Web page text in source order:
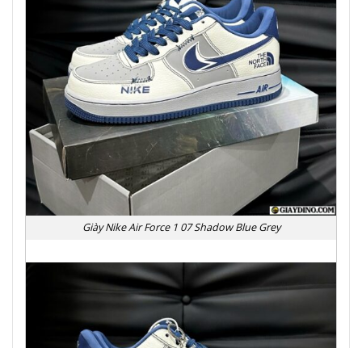
Giày Nike Air Force 1 07 Shadow Blue Grey